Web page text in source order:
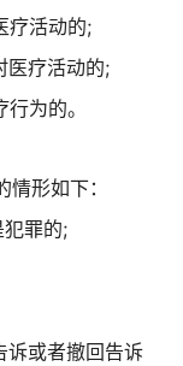
疗活动的;
医疗活动的;
为的。
形如下：
罪的;
诉或者撤回告诉